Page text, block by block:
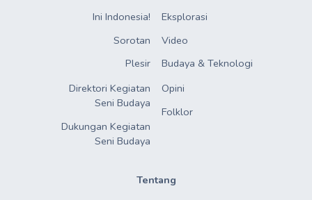
Ini Indonesia!
Sorotan
Plesir
Direktori Kegiatan
Seni Budaya
Dukungan Kegiatan
Seni Budaya
Eksplorasi
Video
Budaya & Teknologi
Opini
Folklor
Tentang